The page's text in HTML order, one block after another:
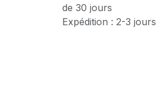
de 30 jours
Expédition : 2-3